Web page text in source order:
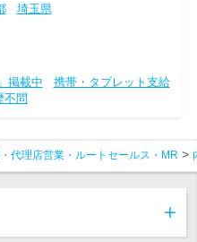
埼玉県
掲載中
携帯・タブレット支給
不問
代理店営業・ルートセールス・MR